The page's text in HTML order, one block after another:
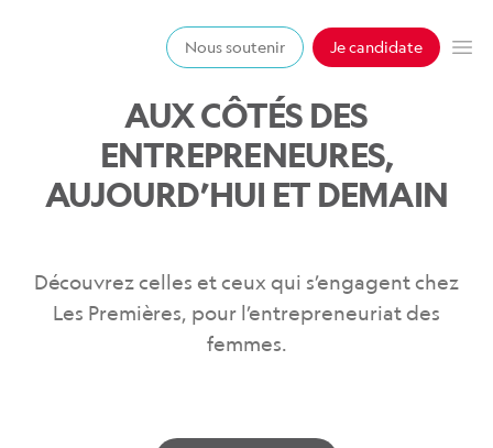
Nous soutenir Je candidate
AUX CÔTÉS DES
ENTREPRENEURES,
AUJOURD’HUI ET DEMAIN
Découvrez celles et ceux qui s’engagent chez
Les Premières, pour l’entrepreneuriat des
femmes.